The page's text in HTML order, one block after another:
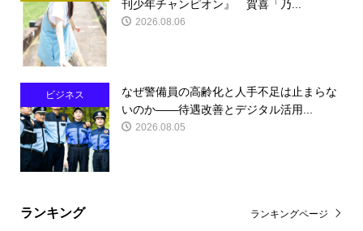
刊少年チャンピオン』 賀喜「乃...
2026.08.06
ビジネス
なぜ警備員の高齢化と人手不足は止まらな
いのか――待遇改善とデジタル活用...
2026.08.05
ランキング ランキングページ